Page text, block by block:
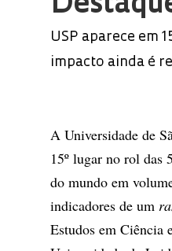
USP aparece em
impacto ainda é
A Universidade de
15º lugar no rol das
do mundo em
indicadores de um
Estudos em Ciência